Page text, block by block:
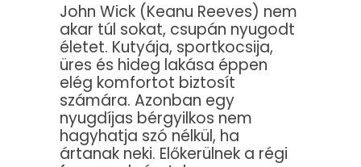
John Wick (Keanu Reeves) nem
akar túl sokat, csupán nyugodt
életet. Kutyája, sportkocsija,
üres és hideg lakása éppen
elég komfortot biztosít
számára. Azonban egy
nyugdíjas bérgyilkos nem
hagyhatja szó nélkül, ha
ártanak neki. Előkerülnek a régi